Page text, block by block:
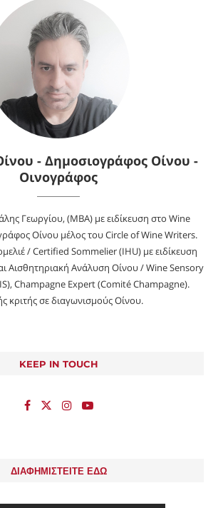
- Δημοσιογράφος Οίνου -
Οινογράφος
Γεωργίου, (MBA) με ειδίκευση στο Wine
Οίνου μέλος του Circle of Wine Writers.
/ Certified Sommelier (IHU) με ειδίκευση
Αισθητηριακή Ανάλυση Οίνου / Wine Sensory
Champagne Expert (Comité Champagne).
κριτής σε διαγωνισμούς Οίνου.
KEEP IN TOUCH
ΔΙΑΦΗΜΙΣΤΕΙΤΕ ΕΔΩ